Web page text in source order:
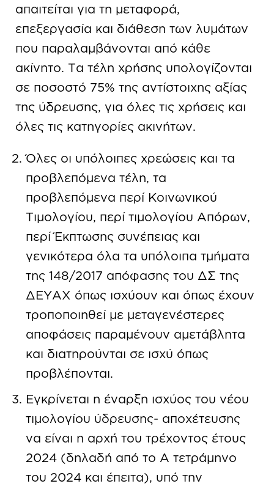
απαιτείται για τη µεταφορά,
επεξεργασία και διάθεση των λυµάτων
που παραλαµβάνονται από κάθε
ακίνητο. Τα τέλη χρήσης υπολογίζονται
σε ποσοστό 75% της αντίστοιχης αξίας
της ύδρευσης, για όλες τις χρήσεις και
όλες τις κατηγορίες ακινήτων.
Όλες οι υπόλοιπες χρεώσεις και τα
προβλεπόμενα τέλη, τα
προβλεπόμενα περί Κοινωνικού
Τιμολογίου, περί τιμολογίου Απόρων,
περί Έκπτωσης συνέπειας και
γενικότερα όλα τα υπόλοιπα τμήματα
της 148/2017 απόφασης του ΔΣ της
ΔΕΥΑΧ όπως ισχύουν και όπως έχουν
τροποποιηθεί με μεταγενέστερες
αποφάσεις παραμένουν αμετάβλητα
και διατηρούνται σε ισχύ όπως
προβλέπονται.
Εγκρίνεται η έναρξη ισχύος του νέου
τιμολογίου ύδρευσης- αποχέτευσης
να είναι η αρχή του τρέχοντος έτους
2024 (δηλαδή από το Α τετράμηνο
του 2024 και έπειτα), υπό την